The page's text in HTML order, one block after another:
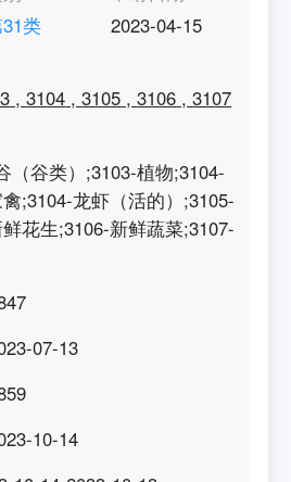
31类
2023-04-15
,3104 ,3105 ,3106 ,3107
（谷类）;3103-植物;3104-
;3104-龙虾（活的）;3105-
花生;3106-新鲜蔬菜;3107-
07-13
10-14